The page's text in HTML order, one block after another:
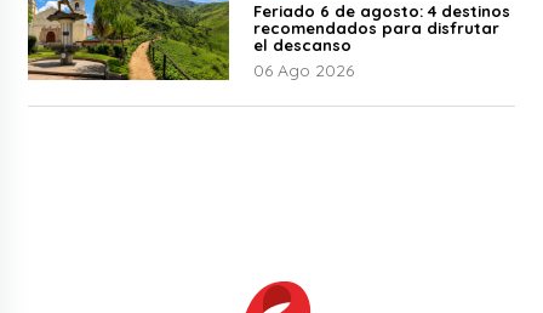
Feriado 6 de agosto: 4 destinos
recomendados para disfrutar
el descanso
06 Ago 2026